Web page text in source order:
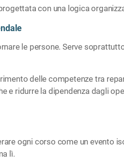
con una logica
le persone. Serve
delle competenze tra
e ridurre la dipendenza dagli
ogni corso come un evento
lì.